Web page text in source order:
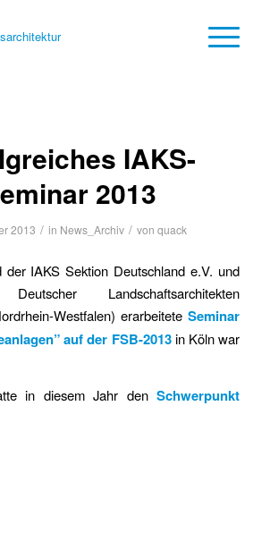
IAKS-
2013
2013 / in News_Archiv / vonquack
IAKS Sektion Deutschland e.V. und
Landschaftsarchitekten
Westfalen) erarbeitete Seminar
auf der FSB-2013in Köln war
in diesem Jahr denSchwerpunkt